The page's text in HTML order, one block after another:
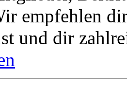
empfehlen
und dir